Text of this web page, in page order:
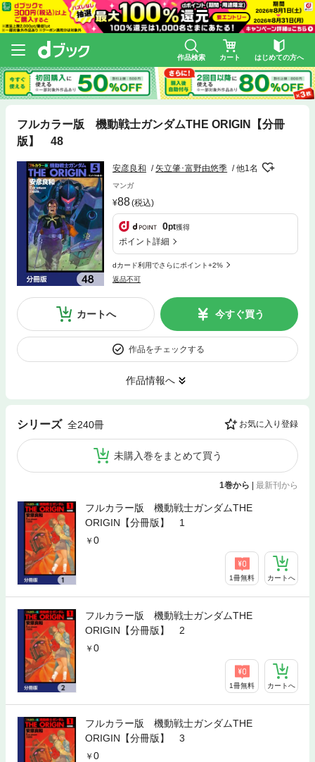
作品検索 カート はじめての方へ
フルカラー版 機動戦士ガンダムTHE ORIGIN【分冊
版】 48
安彦良和 矢立肇･富野由悠季 他1名
マンガ
88(税込)
0pt獲得
ポイント詳細
dカード利用でさらにポイント+2%
返品不可
カートへ 今すぐ買う
作品をチェックする
作品情報へ
シリーズ 全240冊 お気に入り登録
未購入巻をまとめて買う
1巻から | 最新刊から
フルカラー版 機動戦士ガンダムTHE
ORIGIN【分冊版】 1
0
1冊無料 カートへ
フルカラー版 機動戦士ガンダムTHE
ORIGIN【分冊版】 2
0
1冊無料 カートへ
フルカラー版 機動戦士ガンダムTHE
ORIGIN【分冊版】 3
0